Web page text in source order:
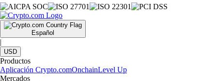
Español
|
USD
Productos
Aplicación Crypto.comOnchainLevel Up
Mercados